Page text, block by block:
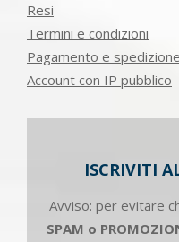
Resi
Termini e condizioni
Pagamento e spedizione
Account con IP pubblico
ISCRIVITI
Avviso: per evitare
SPAM o